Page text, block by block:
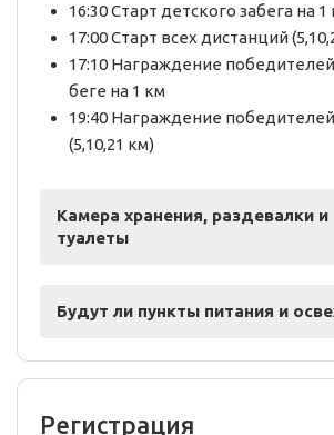
16:30 Старт детского забега на 1
17:00 Старт всех дистанций
17:10 Награждение
беге на 1 км
19:40 Награждение
(5,10,21 км)
Камера хранения, раздевалки и
туалеты
Будут ли пункты питания и
Регистрация